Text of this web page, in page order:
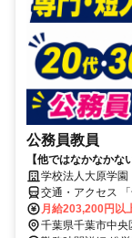
公務員教員
【他ではなかなか
学校法人大原学
交通・アクセス
月給203,200円以
千葉県千葉市中央